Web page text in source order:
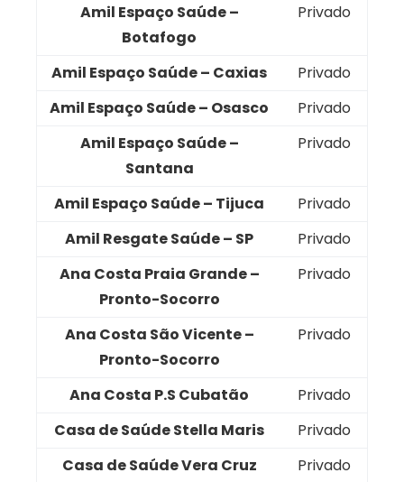
Amil Espaço Saúde –
Botafogo
Privado
Amil Espaço Saúde – Caxias
Privado
Amil Espaço Saúde – Osasco
Privado
Amil Espaço Saúde –
Santana
Privado
Amil Espaço Saúde – Tijuca
Privado
Amil Resgate Saúde – SP
Privado
Ana Costa Praia Grande –
Pronto-Socorro
Privado
Ana Costa São Vicente –
Pronto-Socorro
Privado
Ana Costa P.S Cubatão
Privado
Casa de Saúde Stella Maris
Privado
Casa de Saúde Vera Cruz
Privado